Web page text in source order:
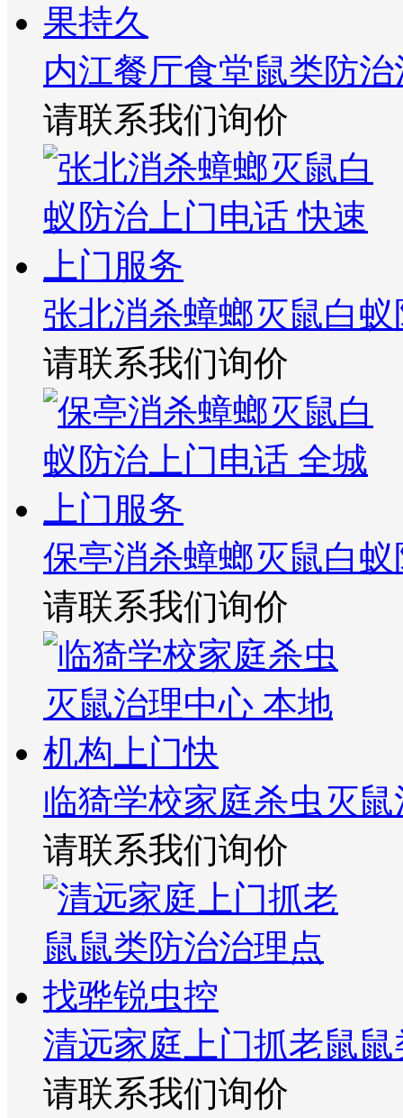
内江餐厅食堂鼠类防
请联系我们询价
张北消杀蟑螂灭鼠白
请联系我们询价
保亭消杀蟑螂灭鼠白
请联系我们询价
临猗学校家庭杀虫灭
请联系我们询价
清远家庭上门抓老鼠
请联系我们询价